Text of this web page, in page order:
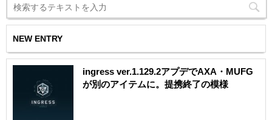
NEW ENTRY
ingress ver.1.129.2アプデでAXA・MUFG
が別のアイテムに。提携終了の模様